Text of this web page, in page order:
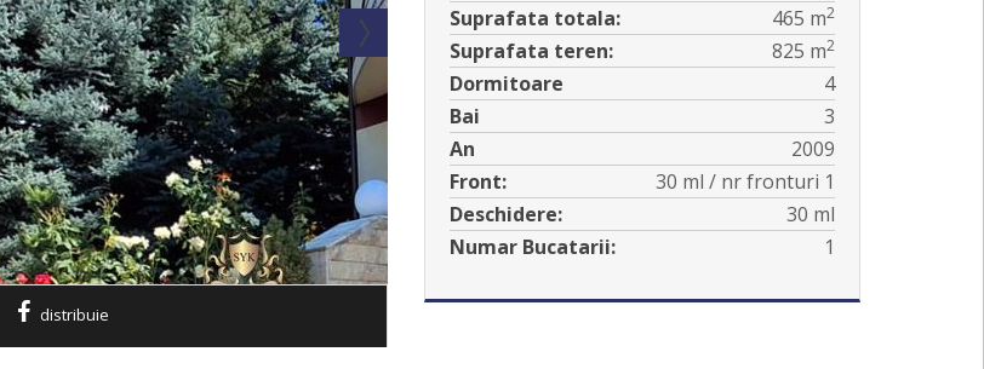
distribuie
Suprafata totala: 465 m2
Suprafata teren: 825 m2
Dormitoare
4
Bai
3
An
2009
Front:
30 ml / nr fronturi 1
Deschidere:
30 ml
Numar Bucatarii:
1